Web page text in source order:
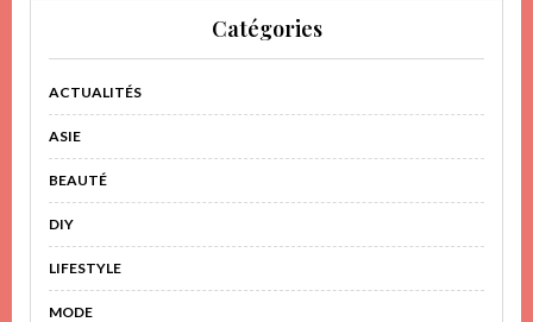
Catégories
ACTUALITÉS
ASIE
BEAUTÉ
DIY
LIFESTYLE
MODE